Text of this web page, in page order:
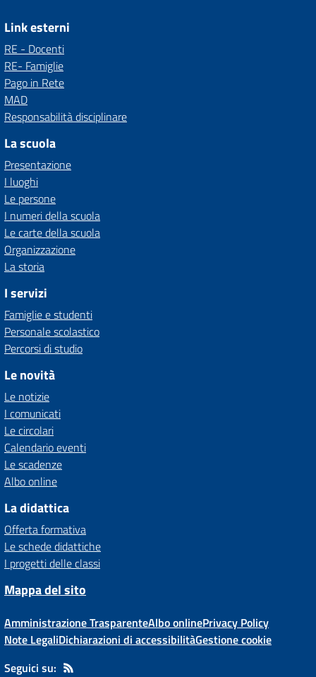
Link esterni
RE - Docenti
RE- Famiglie
Pago in Rete
MAD
Responsabilità disciplinare
La scuola
Presentazione
I luoghi
Le persone
I numeri della scuola
Le carte della scuola
Organizzazione
La storia
I servizi
Famiglie e studenti
Personale scolastico
Percorsi di studio
Le novità
Le notizie
I comunicati
Le circolari
Calendario eventi
Le scadenze
Albo online
La didattica
Offerta formativa
Le schede didattiche
I progetti delle classi
Mappa del sito
Amministrazione TrasparenteAlbo onlinePrivacy Policy
Note LegaliDichiarazioni di accessibilitàGestione cookie
Seguici su: